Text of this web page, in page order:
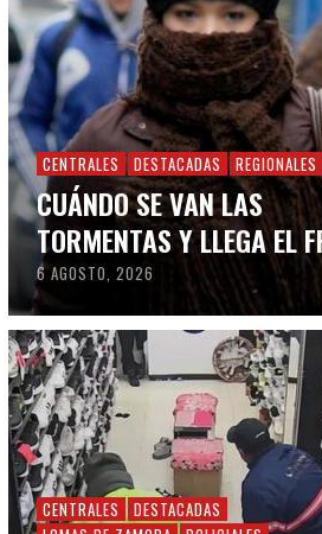
CENTRALES DESTACADAS REGIONALES
CUÁNDO SE VAN LAS
TORMENTAS Y LLEGA EL
6 AGOSTO, 2026
CENTRALES
DESTACADAS